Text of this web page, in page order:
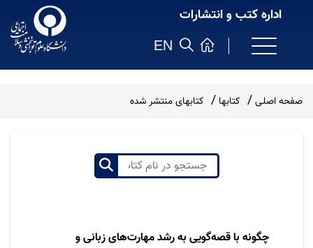
اداره کتب و انتشارات
EN
صفحه اصلی کتابها کتابهای منتشر شده
چگونه با قصه‌گویی به رشد مهارت‌های زبانی و